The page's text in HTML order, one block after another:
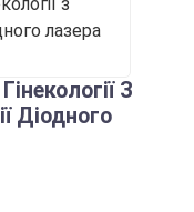
З
Діодного